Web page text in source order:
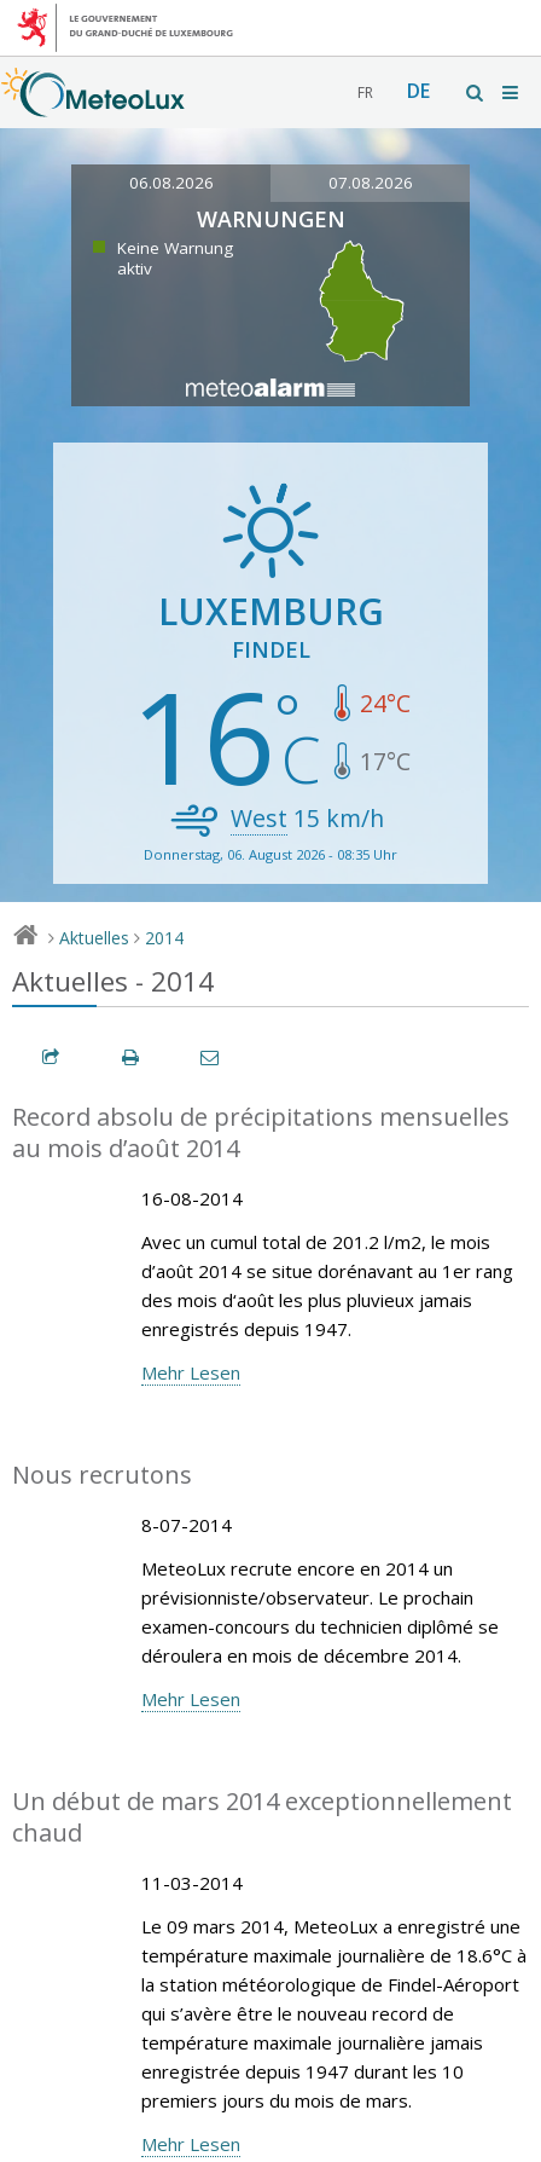
FR DE
06.08.2026 07.08.2026
WARNUNGEN
Keine Warnung
aktiv
LUXEMBURG
FINDEL
16 24°C
17°C
West 15 km/h
Donnerstag, 06. August 2026 - 08:35 Uhr
> Aktuelles > 2014
Aktuelles - 2014
Record absolu de précipitations mensuelles
au mois d’août 2014
16-08-2014
Avec un cumul total de 201.2 l/m2, le mois
d’août 2014 se situe dorénavant au 1er rang
des mois d‘août les plus pluvieux jamais
enregistrés depuis 1947.
Mehr Lesen
Nous recrutons
8-07-2014
MeteoLux recrute encore en 2014 un
prévisionniste/observateur. Le prochain
examen-concours du technicien diplômé se
déroulera en mois de décembre 2014.
Mehr Lesen
Un début de mars 2014 exceptionnellement
chaud
11-03-2014
Le 09 mars 2014, MeteoLux a enregistré une
température maximale journalière de 18.6°C à
la station météorologique de Findel-Aéroport
qui s’avère être le nouveau record de
température maximale journalière jamais
enregistrée depuis 1947 durant les 10
premiers jours du mois de mars.
Mehr Lesen